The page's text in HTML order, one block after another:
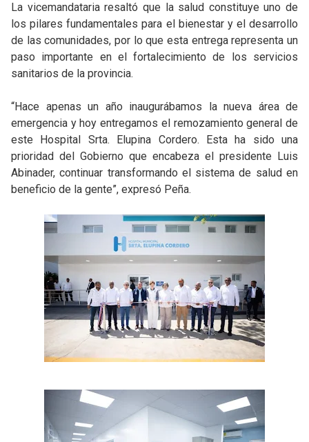
La vicemandataria resaltó que la salud constituye uno de
los pilares fundamentales para el bienestar y el desarrollo
de las comunidades, por lo que esta entrega representa un
paso importante en el fortalecimiento de los servicios
sanitarios de la provincia.
“Hace apenas un año inaugurábamos la nueva área de
emergencia y hoy entregamos el remozamiento general de
este Hospital Srta. Elupina Cordero. Esta ha sido una
prioridad del Gobierno que encabeza el presidente Luis
Abinader, continuar transformando el sistema de salud en
beneficio de la gente”, expresó Peña.